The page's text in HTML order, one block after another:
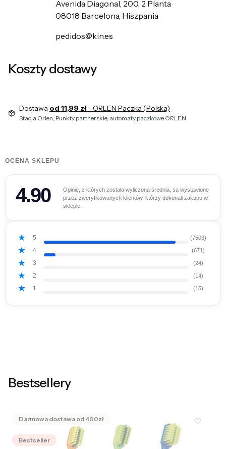
Avenida Diagonal, 200, 2 Planta
08018 Barcelona, Hiszpania
pedidos@kin.es
Koszty dostawy
Dostawa od 11,99 zł- ORLEN Paczka (Polska)
Stacja Orlen, Punkty partnerskie, automaty paczkowe ORLEN
OCENA SKLEPU
4.90
Opinie, z których została wyliczona średnia, są wystawione
przez zweryfikowanych klientów, którzy dokonali zakupu w
sklepie.
5 (7503)
4 (671)
3 (24)
2 (14)
1 (15)
Bestsellery
Bestseller